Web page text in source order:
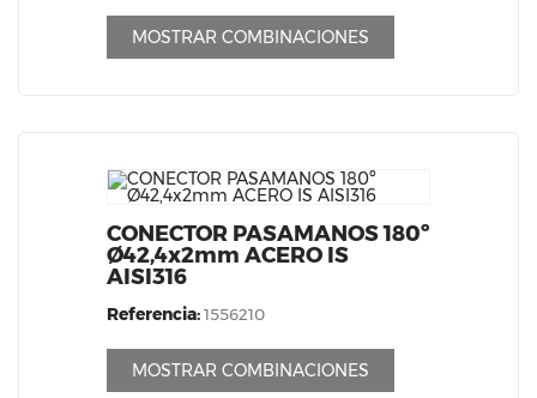
MOSTRAR COMBINACIONES
CONECTOR PASAMANOS 180º
Ø42,4x2mm ACERO IS
AISI316
Referencia:1556210
MOSTRAR COMBINACIONES